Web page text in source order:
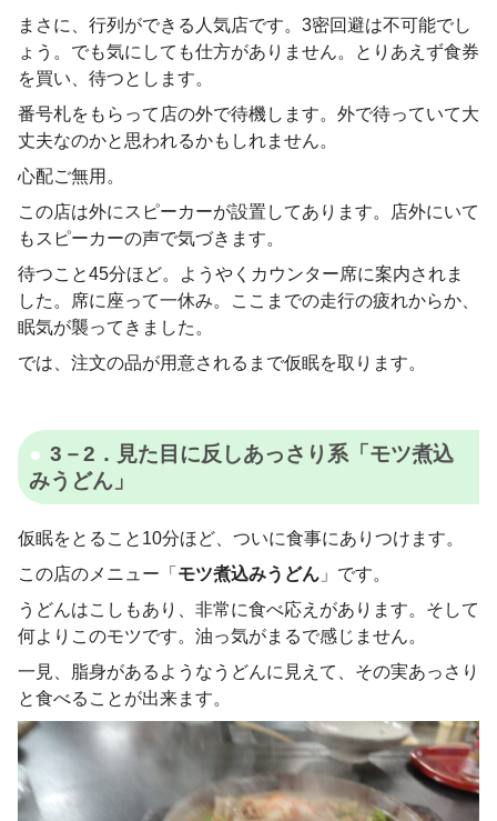
まさに、行列ができる人気店です。3密回避は不可能でし
ょう。でも気にしても仕方がありません。とりあえず食券
を買い、待つとします。
番号札をもらって店の外で待機します。外で待っていて大
丈夫なのかと思われるかもしれません。
心配ご無用。
この店は外にスピーカーが設置してあります。店外にいて
もスピーカーの声で気づきます。
待つこと45分ほど。ようやくカウンター席に案内されま
した。席に座って一休み。ここまでの走行の疲れからか、
眠気が襲ってきました。
では、注文の品が用意されるまで仮眠を取ります。
3－2．見た目に反しあっさり系「モツ煮込
みうどん」
仮眠をとること10分ほど、ついに食事にありつけます。
この店のメニュー「 モツ煮込みうどん 」です。
うどんはこしもあり、非常に食べ応えがあります。そして
何よりこのモツです。油っ気がまるで感じません。
一見、脂身があるようなうどんに見えて、その実あっさり
と食べることが出来ます。